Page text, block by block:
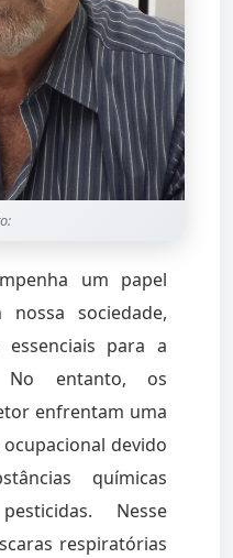
um papel
sociedade,
para a
No entanto, os
enfrentam uma
devido
químicas
Nesse
respiratórias